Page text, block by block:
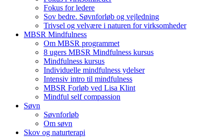
Fokus for ledere
Sov bedre. Søvnforløb og vejledning
Trivsel og velvære i naturen for virksomheder
MBSR Mindfulness
Om MBSR programmet
8 ugers MBSR Mindfulness kursus
Mindfulness kursus
Individuelle mindfulness ydelser
Intensiv intro til mindfulness
MBSR Forløb ved Lisa Klint
Mindful self compassion
Søvn
Søvnforløb
Om søvn
Skov og naturterapi